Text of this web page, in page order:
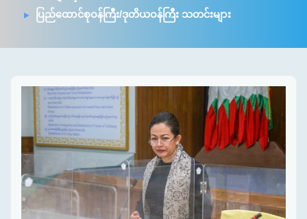
ပြည်ထောင်စုဝန်ကြီး/ဒုတိယဝန်ကြီး သတင်းများ